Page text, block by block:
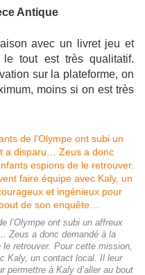
Antique
avec un livret jeu et
tout est très qualitatif.
sur la plateforme, on
moins si on est très
l’Olympe ont subi un affreux
Zeus a donc demandé à la
retrouver. Pour cette mission,
Kaly, un contact local. Il leur
permettre à Kaly d’aller au bout